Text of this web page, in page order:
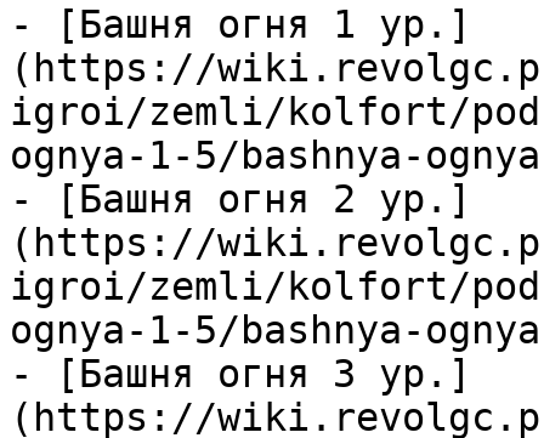
- [Башня огня 1 ур.]
(https://
igroi/zemli/kolfort/
ognya-1-5/bashnya-
- [Башня огня 2 ур.]
(https://
igroi/zemli/kolfort/
ognya-1-5/bashnya-
- [Башня огня 3 ур.]
(https://